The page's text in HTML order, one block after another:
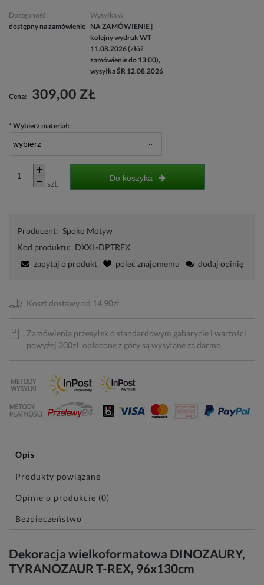
Dostępność:
dostępny na zamówienie
Wysyłka w:
NA ZAMÓWIENIE |
kolejny wydruk WT
11.08.2026 (złóż
zamówienie do 13:00),
wysyłka ŚR 12.08.2026
Cena: 309,00 ZŁ
* Wybierz materiał:
szt.
Do koszyka
Producent: Spoko Motyw
Kod produktu: DXXL-DPTREX
zapytaj o produkt
poleć znajomemu dodaj opinię
Koszt dostawy od 14,90zł
Zamówienia przesyłek o standardowym gabarycie i wartości
powyżej 300zł, opłacone z góry są wysyłane za darmo
Opis
Produkty powiązane
Opinie o produkcie (0)
Bezpieczeństwo
Dekoracja wielkoformatowa DINOZAURY,
TYRANOZAUR T-REX, 96x130cm